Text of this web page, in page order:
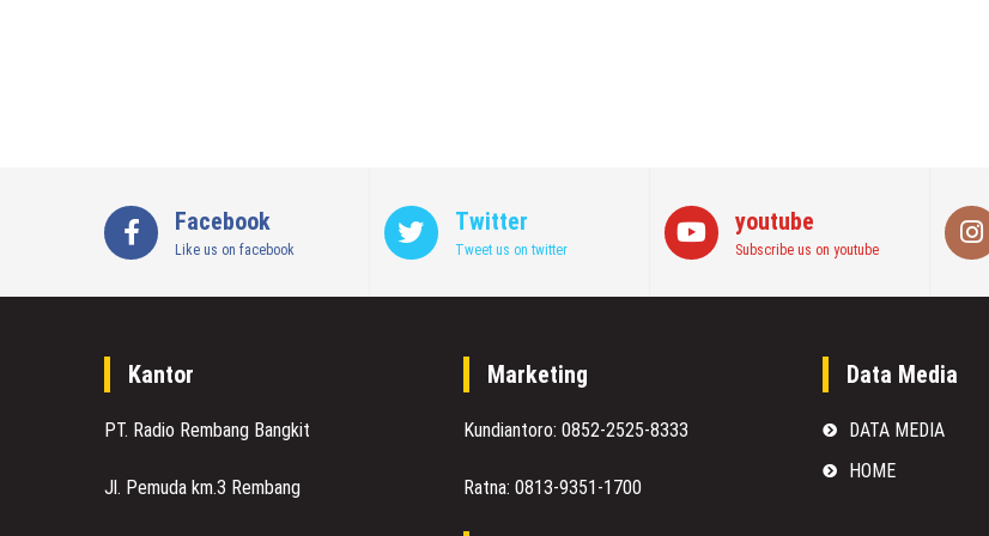
Facebook
Like us on facebook
Twitter
Tweet us on twitter
youtube
Subscribe us on youtube
Kantor
PT. Radio Rembang Bangkit
Jl. Pemuda km.3 Rembang
Marketing
Kundiantoro: 0852-2525-8333
Ratna: 0813-9351-1700
Data Media
DATA MEDIA
HOME